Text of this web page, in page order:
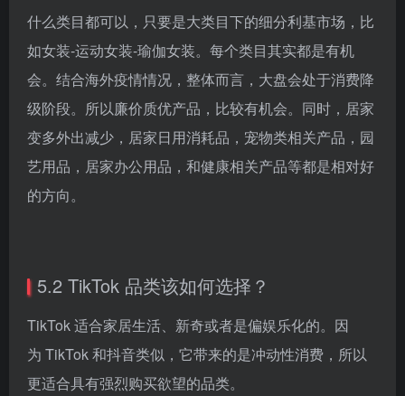
什么类目都可以，只要是大类目下的细分利基市场，比
如女装-运动女装-瑜伽女装。每个类目其实都是有机
会。结合海外疫情情况，整体而言，大盘会处于消费降
级阶段。所以廉价质优产品，比较有机会。同时，居家
变多外出减少，居家日用消耗品，宠物类相关产品，园
艺用品，居家办公用品，和健康相关产品等都是相对好
的方向。
5.2 TikTok 品类该如何选择？
TikTok 适合家居生活、新奇或者是偏娱乐化的。因
为 TikTok 和抖音类似，它带来的是冲动性消费，所以
更适合具有强烈购买欲望的品类。